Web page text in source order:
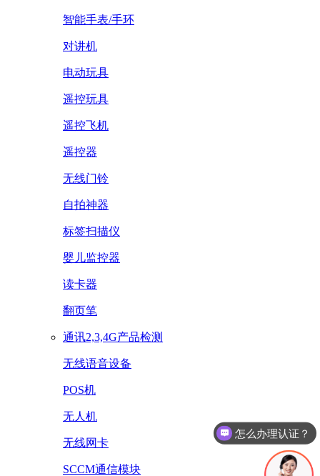
智能手表/手环
对讲机
电动玩具
遥控玩具
遥控飞机
遥控器
无线门铃
自拍神器
标签扫描仪
婴儿监控器
读卡器
翻页笔
通讯2,3,4G产品检测
无线语音设备
POS机
无人机
无线网卡
SCCM通信模块
怎么收费的呢？